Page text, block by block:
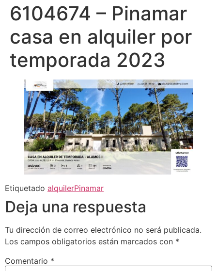
6104674 – Pinamar
casa en alquiler por
temporada 2023
Etiquetado alquilerPinamar
Deja una respuesta
Tu dirección de correo electrónico no será publicada.
Los campos obligatorios están marcados con *
Comentario *